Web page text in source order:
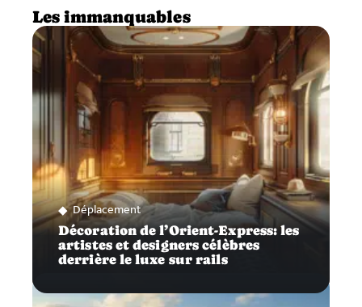
Les immanquables
Déplacement
Décoration de l’Orient-Express: les
artistes et designers célèbres
derrière le luxe sur rails